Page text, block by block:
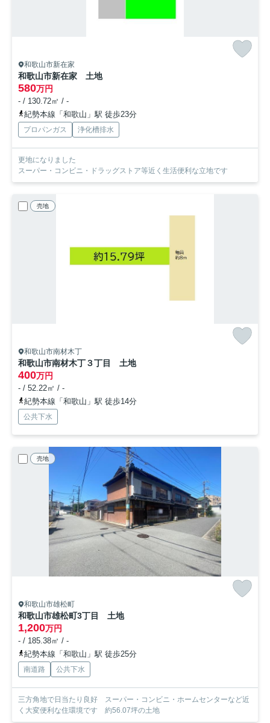
和歌山市新在家
和歌山市新在家 土地
580万円
- / 130.72㎡ / -
紀勢本線「和歌山」駅 徒歩23分
プロパンガス 浄化槽排水
更地になりました
スーパー・コンビニ・ドラッグストア等近く生活便利な立地です
売地
和歌山市南材木丁
和歌山市南材木丁３丁目 土地
400万円
- / 52.22㎡ / -
紀勢本線「和歌山」駅 徒歩14分
公共下水
売地
和歌山市雄松町
和歌山市雄松町3丁目 土地
1,200万円
- / 185.38㎡ / -
紀勢本線「和歌山」駅 徒歩25分
南道路 公共下水
三方角地で日当たり良好 スーパー・コンビニ・ホームセンターなど近
く大変便利な住環境です 約56.07坪の土地